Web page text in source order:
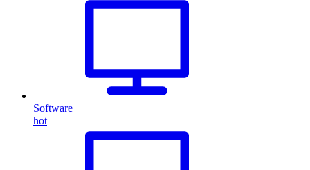
Software
hot